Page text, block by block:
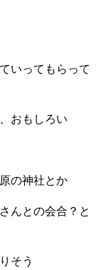
いってもらって
おもしろい
の神社とか
んとの会合？と
そう